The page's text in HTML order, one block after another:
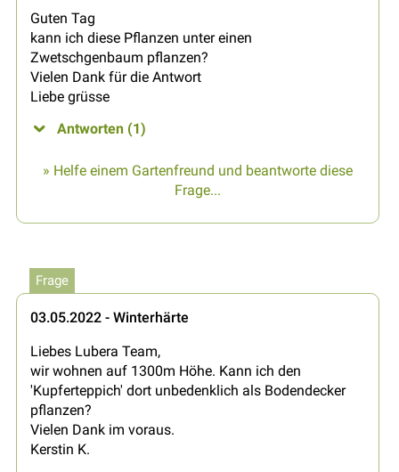
Guten Tag
kann ich diese Pflanzen unter einen
Zwetschgenbaum pflanzen?
Vielen Dank für die Antwort
Liebe grüsse
Antworten (1)
» Helfe einem Gartenfreund und beantworte diese
Frage...
Frage
03.05.2022 - Winterhärte
Liebes Lubera Team,
wir wohnen auf 1300m Höhe. Kann ich den
'Kupferteppich' dort unbedenklich als Bodendecker
pflanzen?
Vielen Dank im voraus.
Kerstin K.